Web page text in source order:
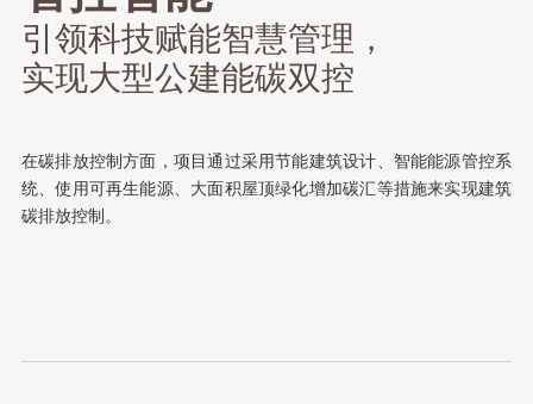
引领科技赋能智慧管理，
实现大型公建能碳双控
在碳排放控制方面，项目通过采用节能建筑设计、智能能源管控系
统、使用可再生能源、大面积屋顶绿化增加碳汇等措施来实现建筑
碳排放控制。